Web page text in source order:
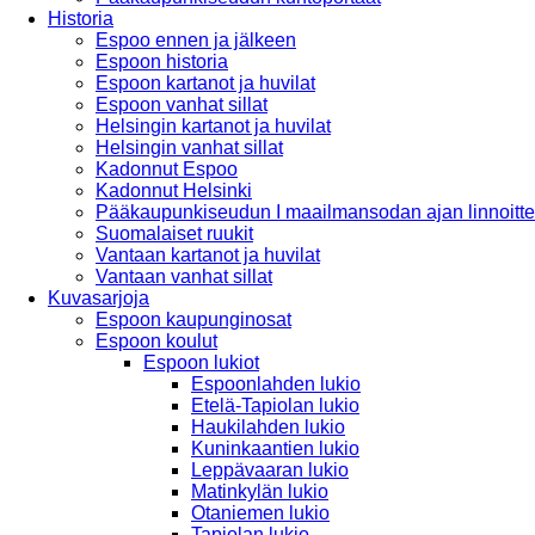
Historia
Espoo ennen ja jälkeen
Espoon historia
Espoon kartanot ja huvilat
Espoon vanhat sillat
Helsingin kartanot ja huvilat
Helsingin vanhat sillat
Kadonnut Espoo
Kadonnut Helsinki
Pääkaupunkiseudun I maailmansodan ajan
Suomalaiset ruukit
Vantaan kartanot ja huvilat
Vantaan vanhat sillat
Kuvasarjoja
Espoon kaupunginosat
Espoon koulut
Espoon lukiot
Espoonlahden lukio
Etelä-Tapiolan lukio
Haukilahden lukio
Kuninkaantien lukio
Leppävaaran lukio
Matinkylän lukio
Otaniemen lukio